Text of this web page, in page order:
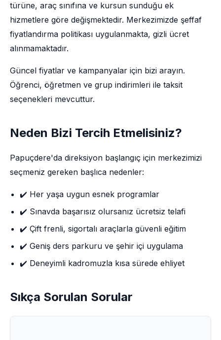
türüne, araç sınıfına ve kursun sunduğu ek
hizmetlere göre değişmektedir. Merkezimizde şeffaf
fiyatlandırma politikası uygulanmakta, gizli ücret
alınmamaktadır.
Güncel fiyatlar ve kampanyalar için bizi arayın.
Öğrenci, öğretmen ve grup indirimleri ile taksit
seçenekleri mevcuttur.
Neden Bizi Tercih Etmelisiniz?
Papuçdere'da direksiyon başlangıç için merkezimizi
seçmeniz gereken başlıca nedenler:
✔️ Her yaşa uygun esnek programlar
✔️ Sınavda başarısız olursanız ücretsiz telafi
✔️ Çift frenli, sigortalı araçlarla güvenli eğitim
✔️ Geniş ders parkuru ve şehir içi uygulama
✔️ Deneyimli kadromuzla kısa sürede ehliyet
Sıkça Sorulan Sorular